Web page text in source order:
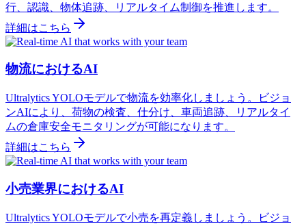
行、認識、物体追跡、リアルタイム制御を推進します。
詳細はこちら
物流におけるAI
Ultralytics YOLOモデルで物流を効率化しましょう。ビジョ
ンAIにより、荷物の検査、仕分け、車両追跡、リアルタイ
ムの倉庫安全モニタリングが可能になります。
詳細はこちら
小売業界におけるAI
Ultralytics YOLOモデルで小売を再定義しましょう。ビジョ